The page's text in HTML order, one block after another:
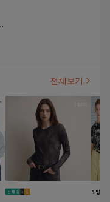
전체보기